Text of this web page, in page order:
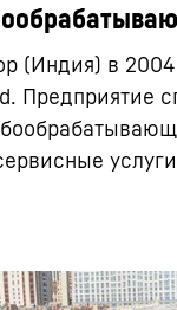
(Индия) в
Предприятие